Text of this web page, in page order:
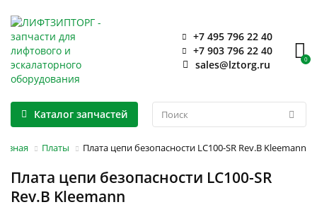
+7 495 796 22 40
+7 903 796 22 40
sales@lztorg.ru
0
Каталог запчастей
Платы Плата цепи безопасности LC100-SR Rev.B Kleemann
Плата цепи безопасности LC100-SR
Rev.B Kleemann